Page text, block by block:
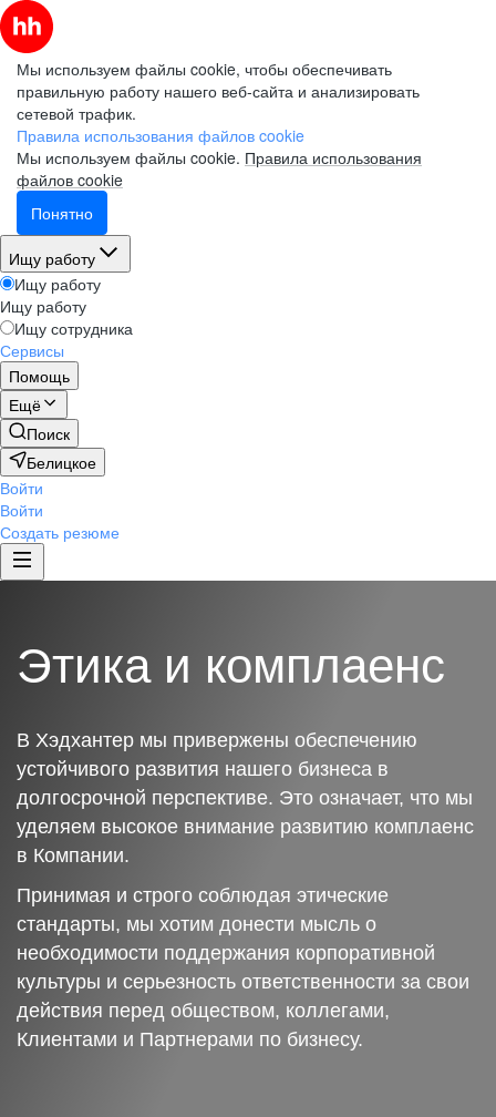
Мы используем файлы cookie, чтобы обеспечивать
правильную работу нашего веб-сайта и анализировать
сетевой трафик.
Правила использования файлов cookie
Мы используем файлы cookie. Правила использования
файлов cookie
Понятно
Ищу работу
Ищу работу
Ищу работу
Ищу сотрудника
Сервисы
Помощь
Ещё
Поиск
Белицкое
Войти
Войти
Создать резюме
Этика и комплаенс
В Хэдхантер мы привержены обеспечению
устойчивого развития нашего бизнеса в
долгосрочной перспективе. Это означает, что мы
уделяем высокое внимание развитию комплаенс
в Компании.
Принимая и строго соблюдая этические
стандарты, мы хотим донести мысль о
необходимости поддержания корпоративной
культуры и серьезность ответственности за свои
действия перед обществом, коллегами,
Клиентами и Партнерами по бизнесу.